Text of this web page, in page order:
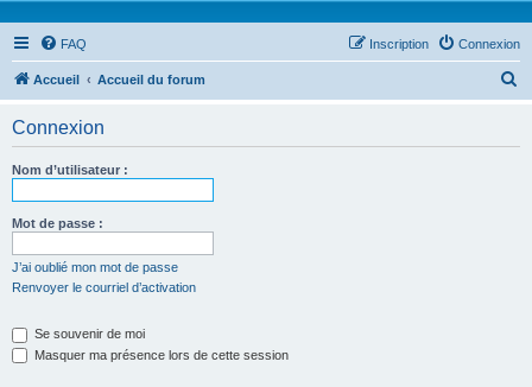
FAQ Connexion
Inscription
Accueil Accueil du forum
Connexion
Nom d’utilisateur :
Mot de passe :
J’ai oublié mon mot de passe
Renvoyer le courriel d’activation
Se souvenir de moi
Masquer ma présence lors de cette session